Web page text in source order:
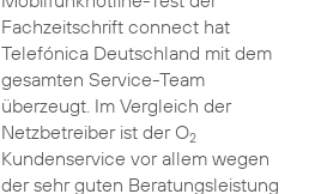
Fachzeitschrift connect hat
Telefónica Deutschland mit dem
gesamten Service-Team
überzeugt. Im Vergleich der
Netzbetreiber ist der O2
Kundenservice vor allem wegen
der sehr guten Beratungsleistung